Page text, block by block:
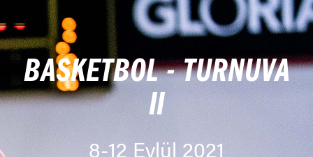
BASKETBOL - TURNUVA
II
8-12 Eylül 2021